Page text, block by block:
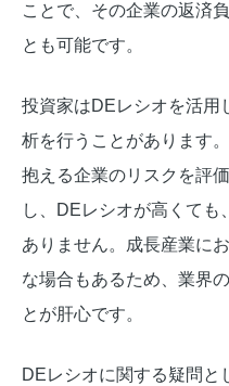
ことで、その企業の返済
とも可能です。
投資家はDEレシオを活用
析を行うことがあります
抱える企業のリスクを評
し、DEレシオが高くても
ありません。成長産業に
な場合もあるため、業界
とが肝心です。
DEレシオに関する疑問と